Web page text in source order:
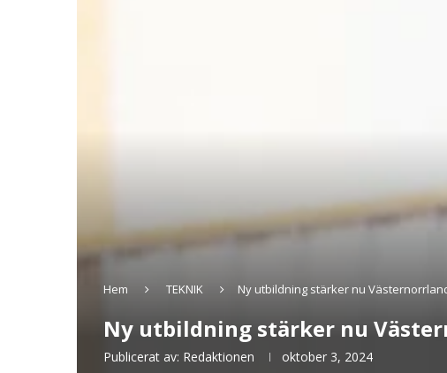
Hem TEKNIK Ny utbildning stärker nu
Ny utbildning stärker nu
Publicerat av: Redaktionen oktober 3, 2024